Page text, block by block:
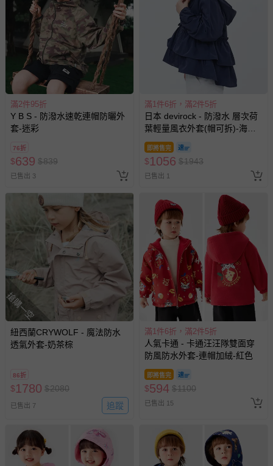
已出貨通知之訊息為主。
如您收到商品，請依正常流程檢查是否完好，若商品遇瑕疵
情形，您可申請更換新品或退貨，請見：
退貨的辦理流程
若您對於會員帳號、商品訂購與資訊、購物流程、付款方
式、折價券與購物金的使用、退貨及商品運送方式等有疑
問，你可詳見：媽咪愛客服中心
預購商品：預購為海外同步代購，遇缺貨即會通知媽咪並協
助取消退款事宜。
商品如因「價格、組合」等錯誤原因，導致無法安排出貨，
會主動以簡訊及mail通知訂單取消事宜，並將提供適當補
償。
滿2件95折
Y B S - 防潑水速乾連帽防曬外
套-迷彩
76折
$639 $839
已售出 3
滿1件6折，滿2件5折
日本 devirock - 防潑水 層次荷
葉輕量風衣外套(帽可拆)-海軍
藍
即將售完
$1056 $1943
已售出 1
搶購一空
紐西蘭CRYWOLF - 魔法防水
透氣外套-奶茶棕
86折
$1780 $2080
已售出 7 追蹤
滿1件6折，滿2件5折
人氣卡通 - 卡通汪汪隊雙面穿
防風防水外套-連帽加絨-紅色
即將售完
$594 $1100
已售出 15